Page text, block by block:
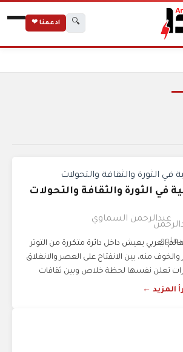
🔍 ادعمنا ❤
في الثورة والثقافة والتحولات
عبدالرحمن السماوي
العربي يعيش داخل دائرة متكررة من التوتر
والخوف منه، بين الانفتاح على العصر والانغلاق
تعلن نفسها لحظة خلاص وبين ثقافات
المزيد ←